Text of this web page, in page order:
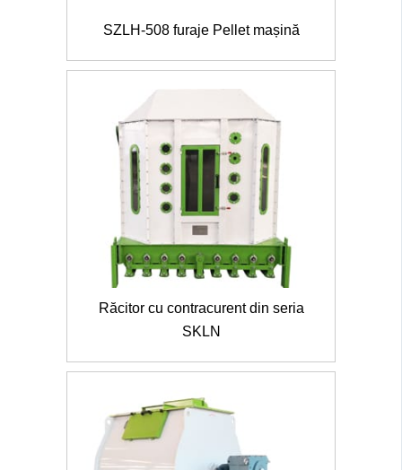
SZLH-508 furaje Pellet mașină
Răcitor cu contracurent din seria
SKLN